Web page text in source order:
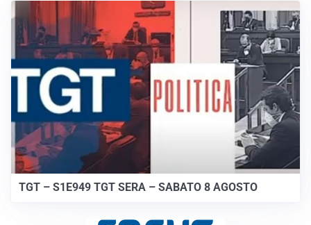
TGT – S1E949 TGT SERA – SABATO 8 AGOSTO